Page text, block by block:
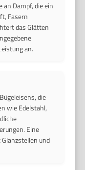
Dampf, die ein
Fasern
das Glätten
an.
die
wie Edelstahl,
Eine
und